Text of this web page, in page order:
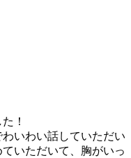
！
いわい話していただい
いただいて、胸がいっ